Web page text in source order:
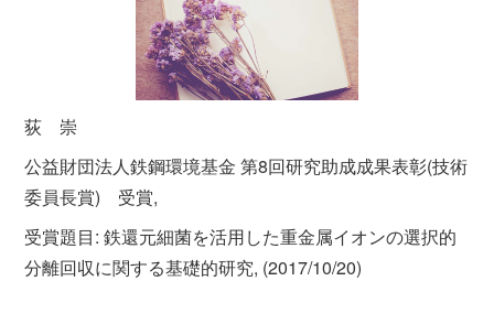
荻 崇
公益財団法人鉄鋼環境基金 第8回研究助成成果表彰(技術
委員長賞) 受賞,
受賞題目: 鉄還元細菌を活用した重金属イオンの選択的
分離回収に関する基礎的研究, (2017/10/20)